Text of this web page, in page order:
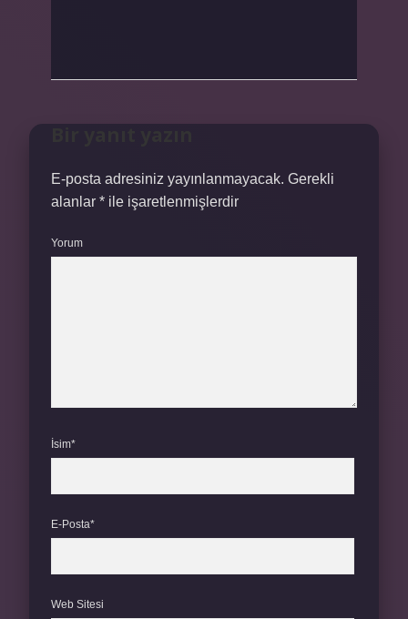
E-posta adresiniz yayınlanmayacak. Gerekli
alanlar * ile işaretlenmişlerdir
Yorum
İsim*
E-Posta*
Web Sitesi